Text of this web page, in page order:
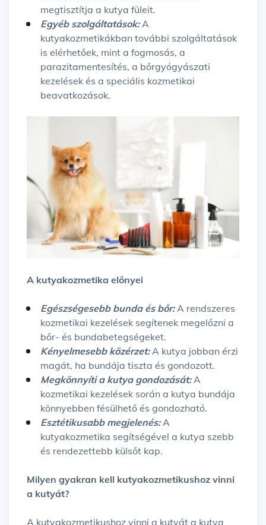
megtisztítja a kutya füleit.
Egyéb szolgáltatások:A
kutyakozmetikákban további szolgáltatások
is elérhetőek, mint a fogmosás, a
parazitamentesítés, a bőrgyógyászati
kezelések és a speciális kozmetikai
beavatkozások.
A kutyakozmetika előnyei
Egészségesebb bunda és bőr:A rendszeres
kozmetikai kezelések segítenek megelőzni a
bőr- és bundabetegségeket.
Kényelmesebb közérzet:A kutya jobban érzi
magát, ha bundája tiszta és gondozott.
Megkönnyíti a kutya gondozását:A
kozmetikai kezelések során a kutya bundája
könnyebben fésülhető és gondozható.
Esztétikusabb megjelenés:A
kutyakozmetika segítségével a kutya szebb
és rendezettebb külsőt kap.
Milyen gyakran kell kutyakozmetikushoz vinni
a kutyát?
A kutyakozmetikushoz vinni a kutyát a kutya